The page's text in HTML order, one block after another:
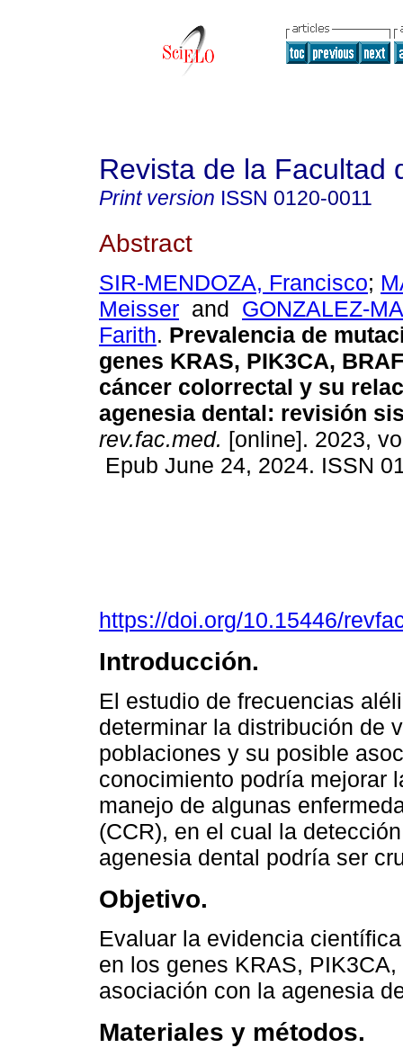
Revista de la Facultad
Print version ISSN 0120-0011
Abstract
SIR-MENDOZA, Francisco;
Meisser and GONZALEZ-
Farith. Prevalencia de
genes KRAS, PIK3CA,
cáncer colorrectal y su
agenesia dental: revisión
rev.fac.med. [online]. 2023,
Epub June 24, 2024. ISSN
https://doi.org/10.15446/
Introducción.
El estudio de frecuencias
determinar la distribución de
poblaciones y su posible
conocimiento podría mejorar
manejo de algunas
(CCR), en el cual la
agenesia dental podría ser
Objetivo.
Evaluar la evidencia
en los genes KRAS,
asociación con la agenesia
Materiales y métodos.